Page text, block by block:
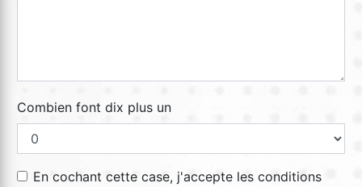
Combien font dix plus un
En cochant cette case, j'accepte les conditions